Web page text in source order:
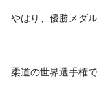
やはり、優勝メダ
柔道の世界選手権